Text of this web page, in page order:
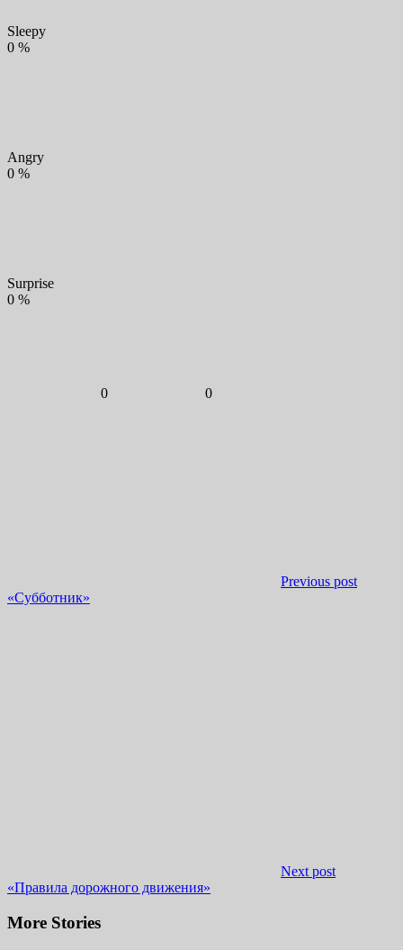
Sleepy
0 %
Angry
0 %
Surprise
0 %
0 0
Previous post
«Субботник»
Next post
«Правила дорожного движения»
More Stories